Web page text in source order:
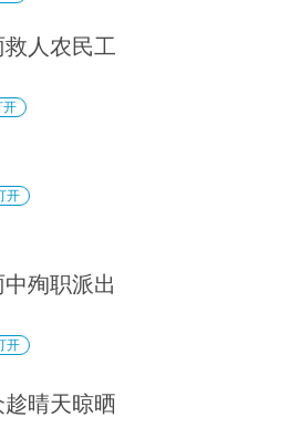
人农民工
开
开
殉职派出
开
晴天晾晒